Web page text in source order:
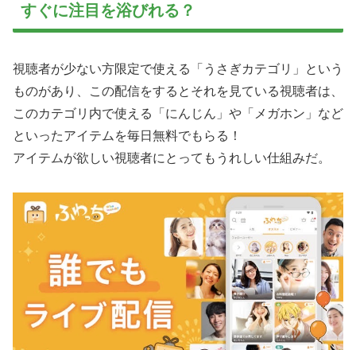
すぐに注目を浴びれる？
視聴者が少ない方限定で使える「うさぎカテゴリ」という
ものがあり、この配信をするとそれを見ている視聴者は、
このカテゴリ内で使える「にんじん」や「メガホン」など
といったアイテムを毎日無料でもらる！
アイテムが欲しい視聴者にとってもうれしい仕組みだ。